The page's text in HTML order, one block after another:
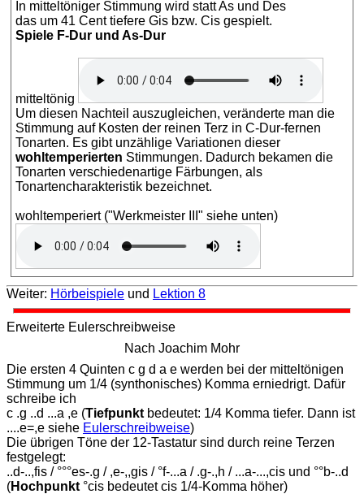
In mitteltöniger Stimmung wird statt As und Des
das um 41 Cent tiefere Gis bzw. Cis gespielt.
Spiele F-Dur und As-Dur
mitteltönig
Um diesen Nachteil auszugleichen, veränderte man die
Stimmung auf Kosten der reinen Terz in C-Dur-fernen
Tonarten. Es gibt unzählige Variationen dieser
wohltemperierten Stimmungen. Dadurch bekamen die
Tonarten verschiedenartige Färbungen, als
Tonartencharakteristik bezeichnet.
wohltemperiert ("Werkmeister III" siehe unten)
Weiter: Hörbeispiele und Lektion 8
Erweiterte Eulerschreibweise
Nach Joachim Mohr
Die ersten 4 Quinten c g d a e werden bei der mitteltönigen
Stimmung um 1/4 (synthonisches) Komma erniedrigt. Dafür
schreibe ich
c .g ..d ...a ,e (Tiefpunkt bedeutet: 1/4 Komma tiefer. Dann ist
....e=,e siehe Eulerschreibweise)
Die übrigen Töne der 12-Tastatur sind durch reine Terzen
festgelegt:
..d-..,fis / °°°es-.g / ,e-,,gis / °f-...a / .g-.,h / ...a-...,cis und °°b-..d
(Hochpunkt °cis bedeutet cis 1/4-Komma höher)